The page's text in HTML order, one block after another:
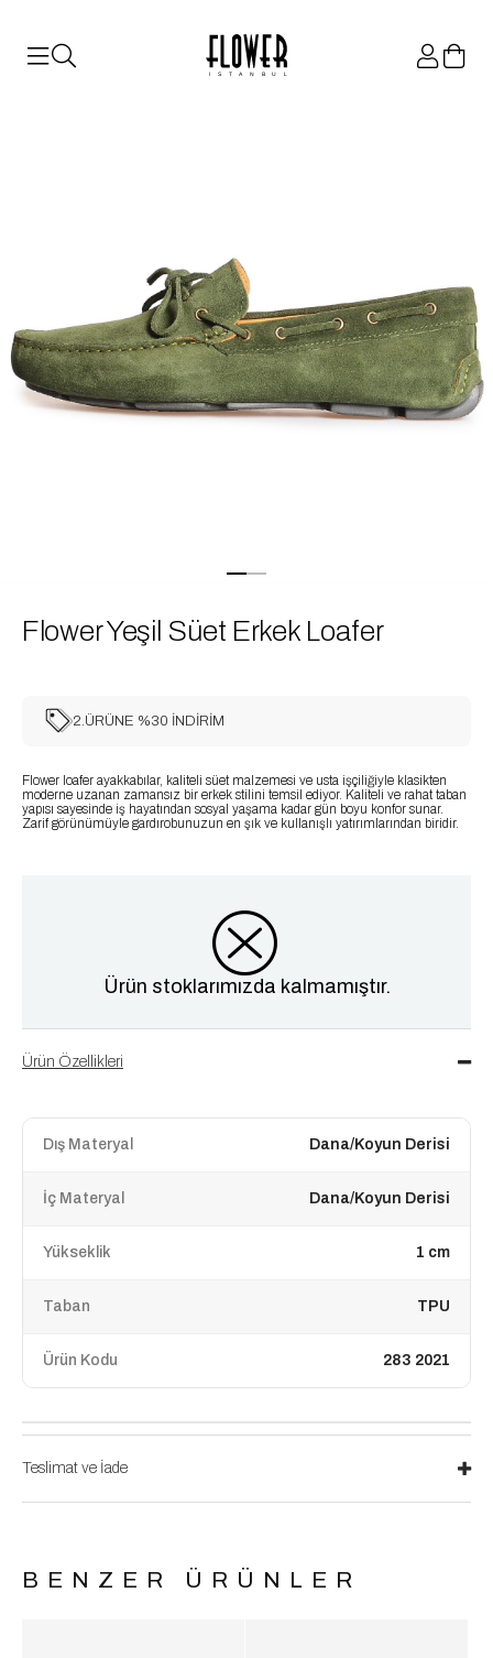
ISTANBUL
Flower Yeşil Süet Erkek Loafer
2.ÜRÜNE %30 İNDİRİM
Flower loafer ayakkabılar, kaliteli süet malzemesi ve usta işçiliğiyle klasikten
moderne uzanan zamansız bir erkek stilini temsil ediyor. Kaliteli ve rahat taban
yapısı sayesinde iş hayatından sosyal yaşama kadar gün boyu konfor sunar.
Zarif görünümüyle gardırobunuzun en şık ve kullanışlı yatırımlarından biridir.
Ürün stoklarımızda kalmamıştır.
Ürün Özellikleri
Dış Materyal Dana/Koyun Derisi
İç Materyal Dana/Koyun Derisi
Yükseklik 1 cm
Taban TPU
Ürün Kodu 283 2021
Teslimat ve İade
BENZER ÜRÜNLER